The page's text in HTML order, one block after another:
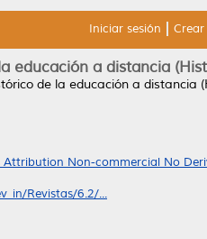
Iniciar sesión
educación a distancia
de la educación a distancia
Attribution Non-commercial No
Revistas/6.2/...